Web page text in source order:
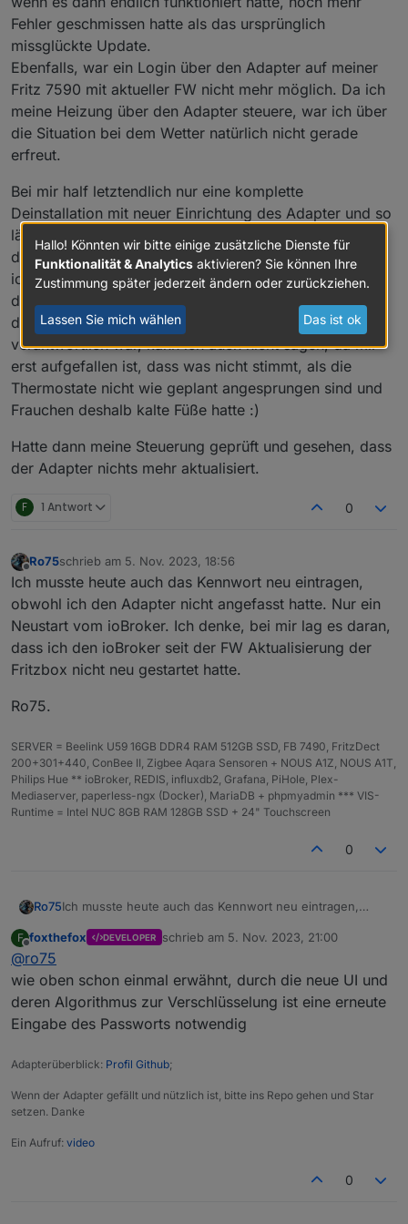
Fehler geschmissen hatte als das ursprünglich
missglückte Update.
Ebenfalls, war ein Login über den Adapter auf meiner
Fritz 7590 mit aktueller FW nicht mehr möglich. Da ich
meine Heizung über den Adapter steuere, war ich über
die Situation bei dem Wetter natürlich nicht gerade
erfreut.
Bei mir half letztendlich nur eine komplette
Deinstallation mit neuer Einrichtung des Adapter und so
läuft die Version 2.5.5 nun wie sie soll. Warum das bei
dem Update so dermaßen schief lief weiß ich nicht, da
ich sonst null Probleme mit meinem System habe. Ob
das jetzt wirklich das letzte Update war, oder eins
davor schon für eine Nichtfunktion des Adapter
verantwortlich war, kann ich auch nicht sagen, da mir
erst aufgefallen ist, dass was nicht stimmt, als die
Thermostate nicht wie geplant angesprungen sind und
Frauchen deshalb kalte Füße hatte :)
Hatte dann meine Steuerung geprüft und gesehen, dass
der Adapter nichts mehr aktualisiert.
F 1 Antwort 0
Ro75schrieb am 5. Nov. 2023, 18:56
zuletzt editiert von
Ich musste heute auch das Kennwort neu eintragen,
obwohl ich den Adapter nicht angefasst hatte. Nur ein
Neustart vom ioBroker. Ich denke, bei mir lag es daran,
dass ich den ioBroker seit der FW Aktualisierung der
Fritzbox nicht neu gestartet hatte.
Ro75.
SERVER = Beelink U59 16GB DDR4 RAM 512GB SSD, FB 7490, FritzDect
200+301+440, ConBee II, Zigbee Aqara Sensoren + NOUS A1Z, NOUS A1T,
Philips Hue ** ioBroker, REDIS, influxdb2, Grafana, PiHole, Plex-
Mediaserver, paperless-ngx (Docker), MariaDB + phpmyadmin *** VIS-
Runtime = Intel NUC 8GB RAM 128GB SSD + 24" Touchscreen
0
Ro75Ich musste heute auch das Kennwort neu eintragen,
Neustart vom ioBroker. Ich denke, bei mir lag es daran,
Fritzbox nicht neu gestartet hatte.
Ro75.
F
Offline
foxthefox DEVELOPER schrieb am 5. Nov. 2023, 21:00
zuletzt editiert von
@ro75
wie oben schon einmal erwähnt, durch die neue UI und
deren Algorithmus zur Verschlüsselung ist eine erneute
Eingabe des Passworts notwendig
Adapterüberblick: Profil Github;
Wenn der Adapter gefällt und nützlich ist, bitte ins Repo gehen und Star
setzen. Danke
Ein Aufruf: video
0
Hallo! Könnten wir bitte einige zusätzliche Dienste für
Funktionalität & Analytics aktivieren? Sie können Ihre
Zustimmung später jederzeit ändern oder zurückziehen.
Lassen Sie mich wählen Das ist ok